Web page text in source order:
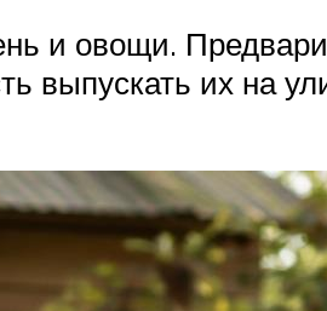
и овощи.
выпускать их на